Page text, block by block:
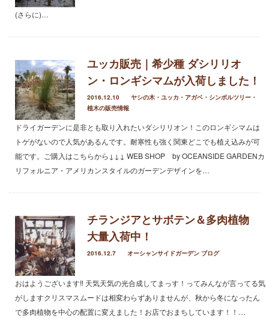
(さらに)…
ユッカ販売｜希少種 ダシリリオ
ン・ロンギシマムが入荷しました！
2016.12.10
ヤシの木・ユッカ・アガベ・シンボルツリー・
植木の販売情報
ドライガーデンに是非とも取り入れたいダシリリオン！このロンギシマムは
トゲがないので人気があるんです。耐寒性も強く関東どこでも植え込みが可
能です。ご購入はこちらから↓↓↓ WEB SHOP by OCEANSIDE GARDENカ
リフォルニア・アメリカンスタイルのガーデンデザインを…
チランジアとサボテン＆多肉植物
大量入荷中！
2016.12.7 オーシャンサイドガーデン ブログ
おはようございます‼︎ 天気天気の光合成してまっす！ってみんなが言ってる気
がしますクリスマスムードは相変わらずありませんが、秋から冬になったん
で多肉植物を中心の配置に変えました！お店でおまちしています！！…